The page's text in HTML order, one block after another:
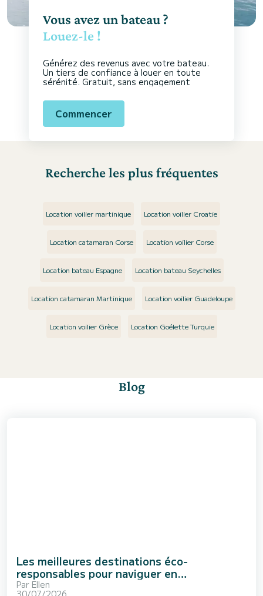
Vous avez un bateau ?
Louez-le !
Générez des revenus avec votre bateau.
Un tiers de confiance à louer en toute
sérénité. Gratuit, sans engagement
Commencer
Recherche les plus fréquentes
Location voilier martinique Location voilier Croatie
Location catamaran Corse Location voilier Corse
Location bateau Espagne Location bateau Seychelles
Location catamaran Martinique Location voilier Guadeloupe
Location voilier Grèce Location Goélette Turquie
Blog
Les meilleures destinations éco-
responsables pour naviguer en
Méditerranée
Par Ellen
30/07/2026